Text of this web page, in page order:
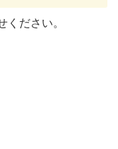
ださい。